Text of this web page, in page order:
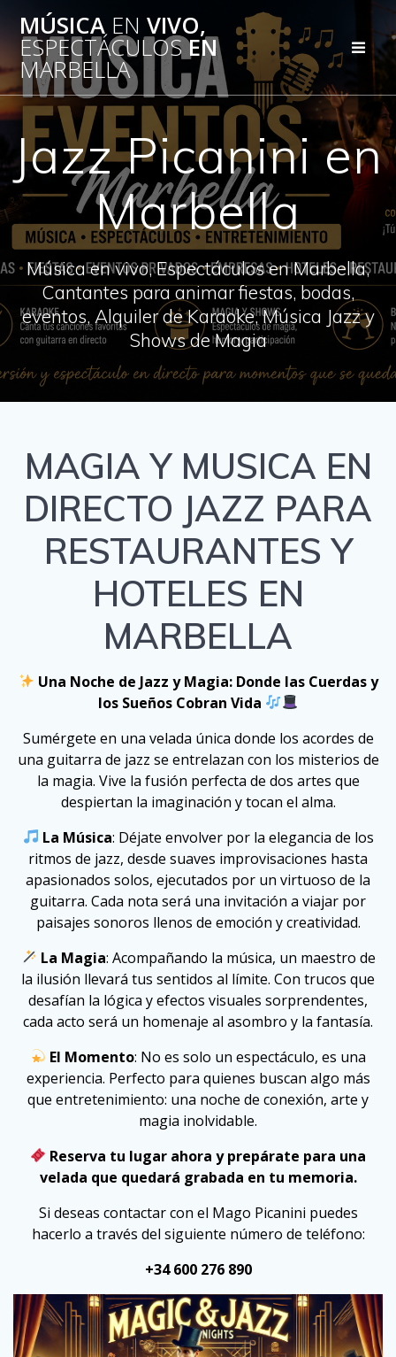
al
contenido
MÚSICAEN VIVO,
ESPECTÁCULOSEN
MARBELLA
Jazz Picanini en
Marbella
Música en vivo, Espectáculos en Marbella,
Cantantes para animar fiestas, bodas,
eventos, Alquiler de Karaoke, Música Jazz y
Shows de Magia
MAGIA Y MUSICA EN
DIRECTO JAZZ PARA
RESTAURANTES Y
HOTELES EN
MARBELLA
Una Noche de Jazz y Magia: Donde las Cuerdas y
los Sueños Cobran Vida
Sumérgete en una velada única donde los acordes de
una guitarra de jazz se entrelazan con los misterios de
la magia. Vive la fusión perfecta de dos artes que
despiertan la imaginación y tocan el alma.
La Música: Déjate envolver por la elegancia de los
ritmos de jazz, desde suaves improvisaciones hasta
apasionados solos, ejecutados por un virtuoso de la
guitarra. Cada nota será una invitación a viajar por
paisajes sonoros llenos de emoción y creatividad.
La Magia: Acompañando la música, un maestro de
la ilusión llevará tus sentidos al límite. Con trucos que
desafían la lógica y efectos visuales sorprendentes,
cada acto será un homenaje al asombro y la fantasía.
El Momento: No es solo un espectáculo, es una
experiencia. Perfecto para quienes buscan algo más
que entretenimiento: una noche de conexión, arte y
magia inolvidable.
Reserva tu lugar ahora y prepárate para una
velada que quedará grabada en tu memoria.
Si deseas contactar con el Mago Picanini puedes
hacerlo a través del siguiente número de teléfono:
+34 600 276 890
Reproductor
de
vídeo